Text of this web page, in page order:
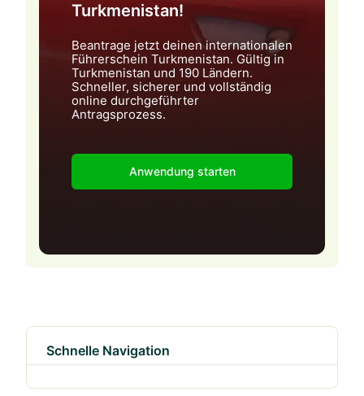
Turkmenistan!
Beantrage jetzt deinen internationalen
Führerschein Turkmenistan. Gültig in
Turkmenistan und 190 Ländern.
Schneller, sicherer und vollständig
online durchgeführter
Antragsprozess.
Anwendung starten
Schnelle Navigation